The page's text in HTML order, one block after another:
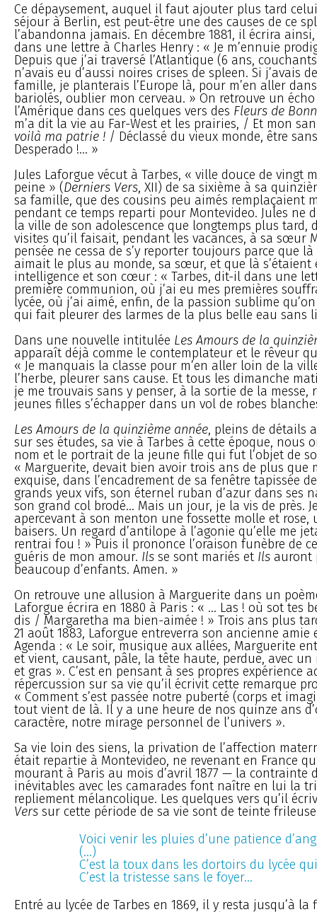
Ce dépaysement, auquel il faut ajouter plus tard
séjour à Berlin, est peut-être une des causes de ce
l’abandonna jamais. En décembre 1881, il écrira
dans une lettre à Charles Henry : « Je m’ennuie
Depuis que j’ai traversé l’Atlantique (6 ans,
n’avais eu d’aussi noires crises de spleen. Si j’avais
famille, je planterais l’Europe là, pour m’en aller
bariolés, oublier mon cerveau. » On retrouve un
l’Amérique dans ces quelques vers des Fleurs de
m’a dit la vie au Far-West et les prairies, / Et mon
voilà ma patrie ! / Déclassé du vieux monde, être
Desperado !... »
Jules Laforgue vécut à Tarbes, « ville douce de vingt
peine » (Derniers Vers, XII) de sa sixième à sa
sa famille, que des cousins peu aimés remplaçaient
pendant ce temps reparti pour Montevideo. Jules ne
la ville de son adolescence que longtemps plus tard,
visites qu’il faisait, pendant les vacances, à sa sœur
pensée ne cessa de s’y reporter toujours parce que là
aimait le plus au monde, sa sœur, et que là s’étaient
intelligence et son cœur : « Tarbes, dit-il dans une
première communion, où j’ai eu mes premières
lycée, où j’ai aimé, enfin, de la passion sublime
qui fait pleurer des larmes de la plus belle eau sans
Dans une nouvelle intitulée Les Amours de la
apparaît déjà comme le contemplateur et le rêveur
« Je manquais la classe pour m’en aller loin de la
l’herbe, pleurer sans cause. Et tous les dimanche
je me trouvais sans y penser, à la sortie de la messe,
jeunes filles s’échapper dans un vol de robes
Les Amours de la quinzième année, pleins de détails
sur ses études, sa vie à Tarbes à cette époque, nous
nom et le portrait de la jeune fille qui fut l’objet de
« Marguerite, devait bien avoir trois ans de plus que
exquise, dans l’encadrement de sa fenêtre tapissée
grands yeux vifs, son éternel ruban d’azur dans ses
son grand col brodé... Mais un jour, je la vis de près.
apercevant à son menton une fossette molle et rose,
baisers. Un regard d’antilope à l’agonie qu’elle me
rentrai fou ! » Puis il prononce l’oraison funèbre de
guéris de mon amour. Ils se sont mariés et Ils auront
beaucoup d’enfants. Amen. »
On retrouve une allusion à Marguerite dans un
Laforgue écrira en 1880 à Paris : « ... Las ! où sot tes
dis / Margaretha ma bien-aimée ! » Trois ans plus
21 août 1883, Laforgue entreverra son ancienne
Agenda : « Le soir, musique aux allées, Marguerite
et vient, causant, pâle, la tête haute, perdue, avec
et gras ». C’est en pensant à ses propres expérience
répercussion sur sa vie qu’il écrivit cette remarque
« Comment s’est passée notre puberté (corps et
tout vient de là. Il y a une heure de nos quinze ans
caractère, notre mirage personnel de l’univers ».
Sa vie loin des siens, la privation de l’affection
était repartie à Montevideo, ne revenant en France
mourant à Paris au mois d’avril 1877 — la contrainte
inévitables avec les camarades font naître en lui la
repliement mélancolique. Les quelques vers qu’il
Vers sur cette période de sa vie sont de teinte
Voici venir les pluies d’une patience
(...)
C’est la toux dans les dortoirs du lycée
C’est la tristesse sans le foyer...
Entré au lycée de Tarbes en 1869, il y resta jusqu’à la